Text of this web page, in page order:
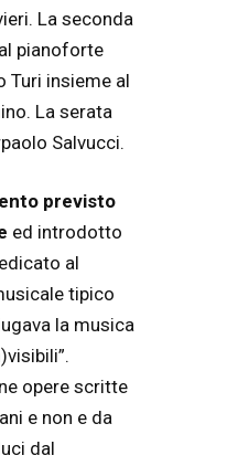
La seconda
pianoforte
Turi insieme al
La serata
Salvucci.
previsto
ed introdotto
al
tipico
la musica
opere scritte
e non e da
dal